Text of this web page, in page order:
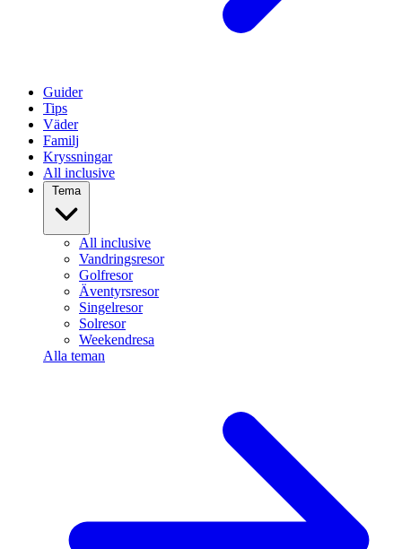
Guider
Tips
Väder
Familj
Kryssningar
All inclusive
Tema
All inclusive
Vandringsresor
Golfresor
Äventyrsresor
Singelresor
Solresor
Weekendresa
Alla teman